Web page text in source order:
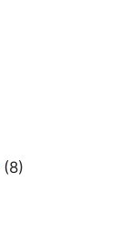
(8)